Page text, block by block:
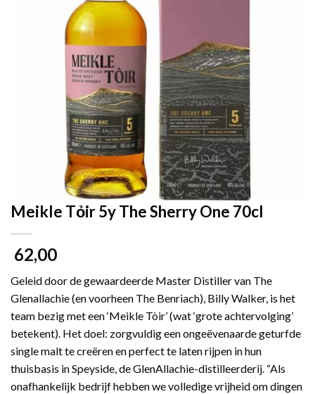
Meikle Tỏir 5y The Sherry One 70cl
62,00
Geleid door de gewaardeerde Master Distiller van The
Glenallachie (en voorheen The Benriach), Billy Walker, is het
team bezig met een ‘Meikle Tòir’ (wat ‘grote achtervolging’
betekent). Het doel: zorgvuldig een ongeëvenaarde geturfde
single malt te creëren en perfect te laten rijpen in hun
thuisbasis in Speyside, de GlenAllachie-distilleerderij. “Als
onafhankelijk bedrijf hebben we volledige vrijheid om dingen